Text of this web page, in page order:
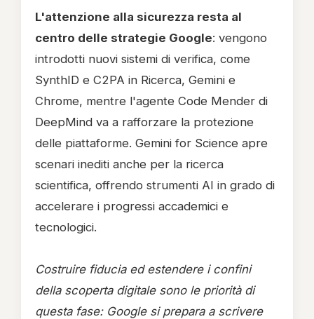
L'attenzione alla sicurezza resta al
centro delle strategie Google: vengono
introdotti nuovi sistemi di verifica, come
SynthID e C2PA in Ricerca, Gemini e
Chrome, mentre l'agente Code Mender di
DeepMind va a rafforzare la protezione
delle piattaforme. Gemini for Science apre
scenari inediti anche per la ricerca
scientifica, offrendo strumenti AI in grado di
accelerare i progressi accademici e
tecnologici.
Costruire fiducia ed estendere i confini
della scoperta digitale sono le priorità di
questa fase: Google si prepara a scrivere